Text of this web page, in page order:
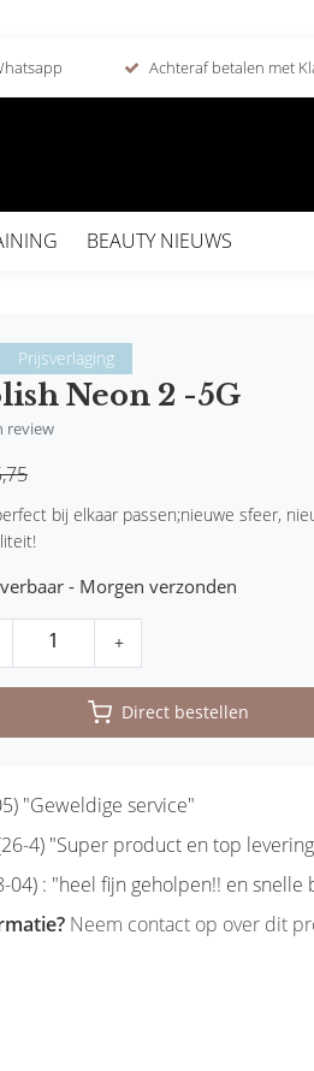
Achteraf betalen met
BEAUTY NIEUWS
Prijsverlaging
Neon 2 -5G
review
bij elkaar passen;nieuwe sfeer,
- Morgen verzonden
+
Direct bestellen
"Geweldige service"
4) "Super product en top
04) : "heel fijn geholpen!! en snelle
Neem contact op over dit